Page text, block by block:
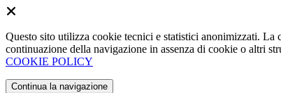
Questo sito utilizza cookie tecnici e statistici anonimizzati.
continuazione della navigazione in assenza di cookie o altri
COOKIE POLICY
Continua la navigazione